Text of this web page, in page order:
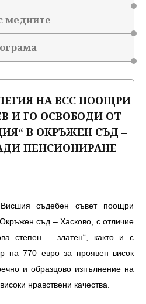
медиите
НА ВСС ПООЩРИ
И ГО ОСВОБОДИ ОТ
В ОКРЪЖЕН СЪД –
ПЕНСИОНИРАНЕ
съдебен съвет поощри
съд – Хасково, с отличие
степен – златен“, както и с
на 770 евро за проявен висок
и образцово изпълнение на
нравствени качества.